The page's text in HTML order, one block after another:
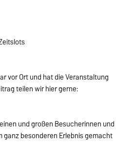
vor Ort und hat die Veranstaltung
teilen wir hier gerne:
und großen Besucherinnen und
ganz besonderen Erlebnis gemacht